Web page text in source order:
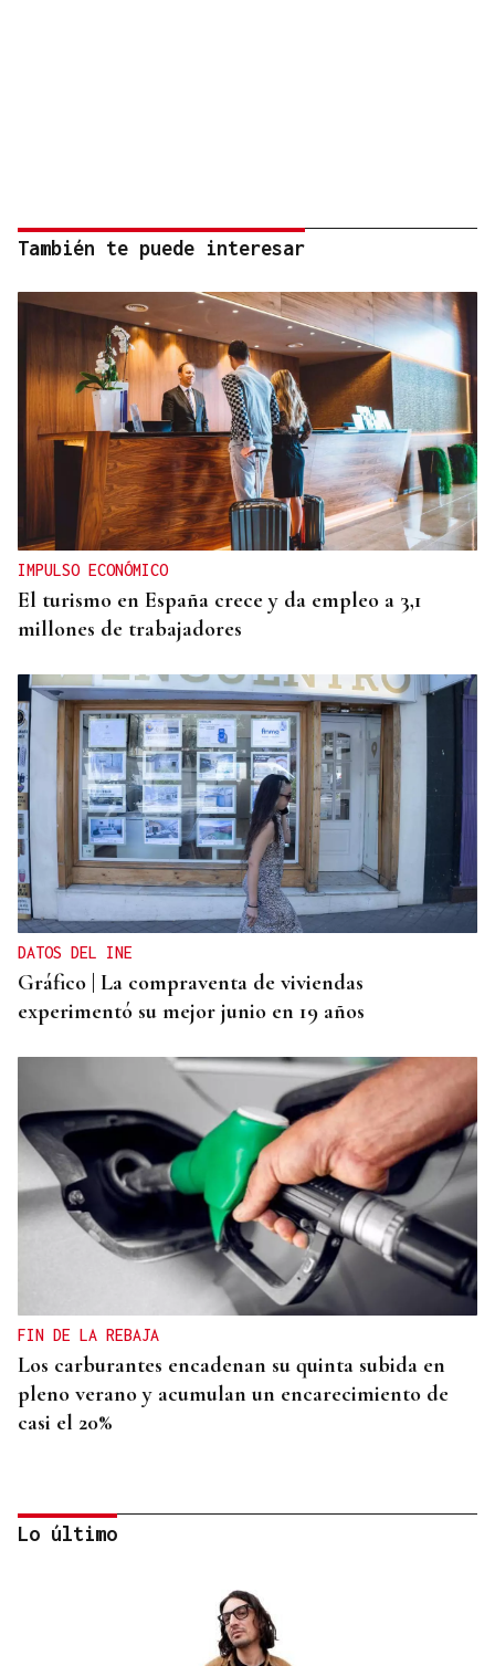
También te puede interesar
IMPULSO ECONÓMICO
El turismo en España crece y da empleo a 3,1
millones de trabajadores
DATOS DEL INE
Gráfico | La compraventa de viviendas
experimentó su mejor junio en 19 años
FIN DE LA REBAJA
Los carburantes encadenan su quinta subida en
pleno verano y acumulan un encarecimiento de
casi el 20%
Lo último